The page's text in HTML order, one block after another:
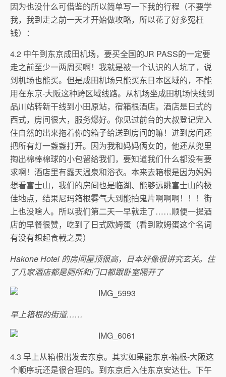
因为也没什么可借鉴的所以简单写一下我的行程（不要学
我，我到走之前一天才开始做攻略，所以花了好多冤枉
钱）：
4.2 中午到东京成田机场，要买全国的JR PASS的一定要
走之前至少一两周买啊！我就是被一个认识的人坑了，说
到机场也能买。但是成田机场只能买东日本区域的，不能
用在东京-大阪这种跨区域线路。从机场坐成田机场快线到
品川站转新干线到小田原站，宿箱根酒店。酒店是日式的
西式，房间很大，服务爆好。你见过前台的大叔登记完入
住自然的出来拖着你的箱子给送到房间的嘛！进到房间还
把所有灯一盏盏打开。因为我和妈妈俩女的，他还从兜里
掏出棉棒棉球的小包留给我们，要知道我们什么都没有要
求啊！酒店里有露天温泉和浴衣。本来去箱根是因为妈妈
想看富士山，我们的房间也是临湖、能够远眺富士山的极
佳地点，结果尼玛箱根雾气大到能拍鬼片啊啊啊！！！街
上也没啥人。所以我们第二天一早就走了……顺便一提酒
店的早餐很赞，吃到了日式欧姆蛋（看到欧姆蛋这个名词
有没有想起食戟之灵）
Hakone Hotel 的房间屋顶很高，日本好像很讲究玄关。住
了几家酒店都是厕所和门口都跟卧室隔开了
早上箱根的街道……
4.3 早上从箱根出发去东京。其实如果能东京-箱根-大阪这
个顺序玩还是很合理的。到东京后入住东京安达仕。下午